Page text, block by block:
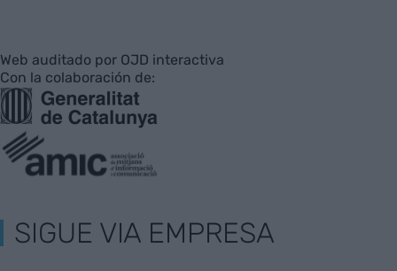
Web auditado por OJD interactiva
Con la colaboración de:
SIGUE VIA EMPRESA